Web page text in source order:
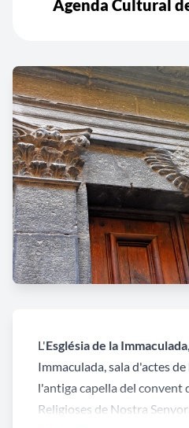
Agenda Cultural
L'Església de la Immaculada
Immaculada, sala d'actes
l'antiga capella del convent
Religioses de Nostra